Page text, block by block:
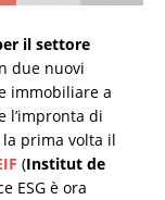
il settore
due nuovi
immobiliare a
l’impronta di
prima volta il
(Institut de
ESG è ora